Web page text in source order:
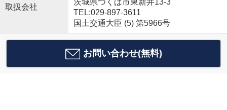
取扱会社
茨城県つくば市東新井13-3
TEL:029-897-3611
国土交通大臣 (5) 第5966号
お問い合わせ(無料)